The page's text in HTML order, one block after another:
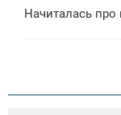
Начиталась